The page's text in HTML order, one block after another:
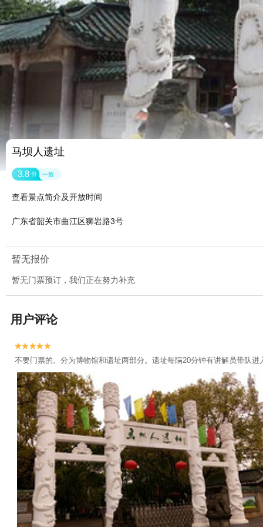
马坝人遗址
3.8 分 一般
查看景点简介及开放时间
广东省韶关市曲江区狮岩路3号
暂无报价
暂无门票预订，我们正在努力补充
用户评论


不要门票的。分为博物馆和遗址两部分。遗址每隔20分钟有讲解员带队进